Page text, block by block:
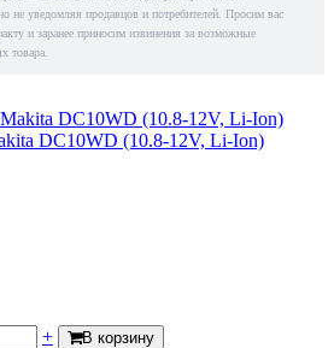
не уведомляя продавцов и потребителей. Просим вас
и заранее приносим извинения за возможные
товара.
DC10WD (10.8-12V, Li-Ion)
+ В корзину